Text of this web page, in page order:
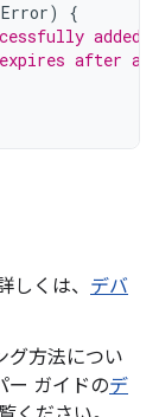
Error)
{
after a
くは、 デバ
グ方法につい
ー ガイドのデ